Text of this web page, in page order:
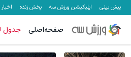
پیش بینی اپلیکیشن ورزش سه پخش زنده
صفحه‌اصلی جدول